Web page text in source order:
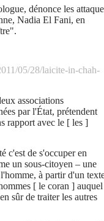
dénonce les
Nadia El Fani, en
05/28/laicite-in-chah-
associations
par l'État, prétendent
rapport avec le [ les ]
c'est de s'occuper en
un sous-citoyen – une
à partir d'un
[ le coran ] auquel
sûr de traiter les autres